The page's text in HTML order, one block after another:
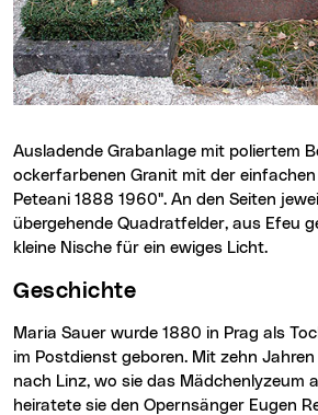
Ausladende Grabanlage mit poliertem Bodengrabstein aus
ockerfarbenen Granit mit der
Peteani 1888 1960". An den Seiten
übergehende Quadratfelder, aus Efeu
kleine Nische für ein ewiges Licht.
Geschichte
Maria Sauer wurde 1880 in Prag als Tochter eines Juristen
im Postdienst geboren. Mit zehn
nach Linz, wo sie das Mädchenlyzeum
heiratete sie den Opernsänger Eugen